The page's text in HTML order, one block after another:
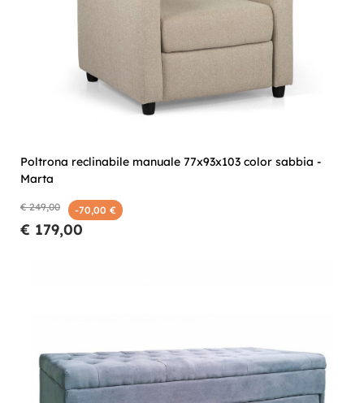
Poltrona reclinabile manuale 77x93x103 color sabbia -
Marta
€ 249,00 -70,00 €
€ 179,00